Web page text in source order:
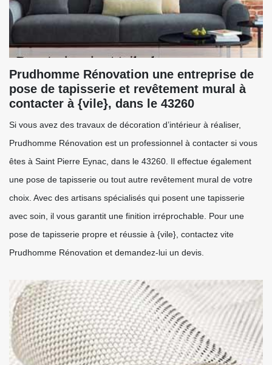
Prudhomme Rénovation une entreprise de
pose de tapisserie et revêtement mural à
contacter à {vile}, dans le 43260
Si vous avez des travaux de décoration d’intérieur à réaliser,
Prudhomme Rénovation est un professionnel à contacter si vous
êtes à Saint Pierre Eynac, dans le 43260. Il effectue également
une pose de tapisserie ou tout autre revêtement mural de votre
choix. Avec des artisans spécialisés qui posent une tapisserie
avec soin, il vous garantit une finition irréprochable. Pour une
pose de tapisserie propre et réussie à {vile}, contactez vite
Prudhomme Rénovation et demandez-lui un devis.